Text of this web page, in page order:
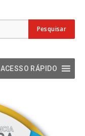
ACESSO RÁPIDO